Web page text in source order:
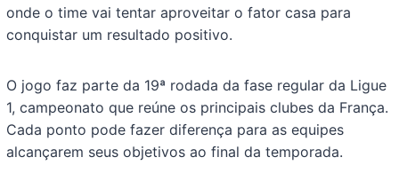
onde o time vai tentar aproveitar o fator casa para
conquistar um resultado positivo.
O jogo faz parte da 19ª rodada da fase regular da Ligue
1, campeonato que reúne os principais clubes da França.
Cada ponto pode fazer diferença para as equipes
alcançarem seus objetivos ao final da temporada.